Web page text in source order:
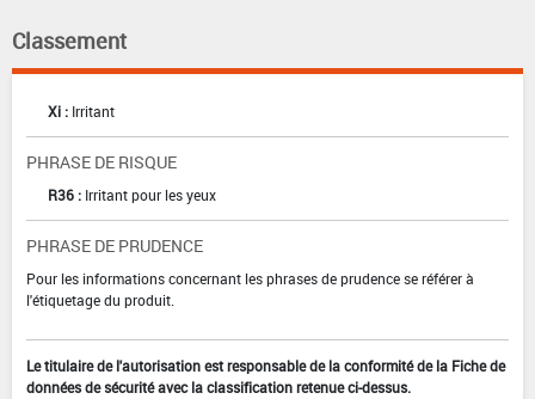
Classement
Xi : Irritant
PHRASE DE RISQUE
R36 : Irritant pour les yeux
PHRASE DE PRUDENCE
Pour les informations concernant les phrases de prudence se référer à
l'étiquetage du produit.
Le titulaire de l'autorisation est responsable de la conformité de la Fiche de
données de sécurité avec la classification retenue ci-dessus.